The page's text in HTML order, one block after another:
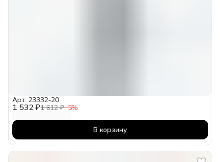
1 532 ₽1 612 ₽−5%
Арт: 23332-20
В корзину